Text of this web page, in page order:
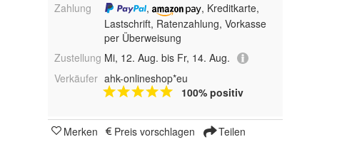
Zahlung
,
, Kreditkarte,
Lastschrift, Ratenzahlung, Vorkasse
per Überweisung
Zustellung Mi, 12. Aug. bis Fr, 14. Aug.
Verkäufer ahk-onlineshop*eu
100% positiv
Merken Preis vorschlagen Teilen